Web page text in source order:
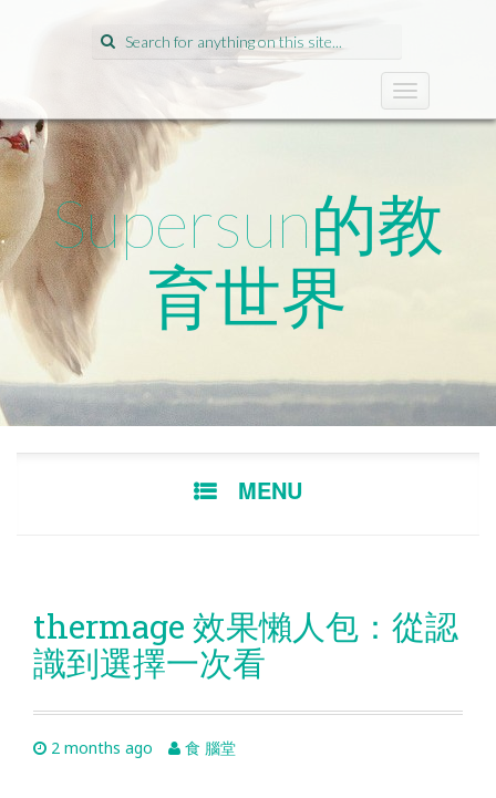
Search
for:
T
o
e
n
a
i
n
Supersun的教
育世界
MENU
thermage 效果懶人包：從認
識到選擇一次看
2 months ago 食 腦堂